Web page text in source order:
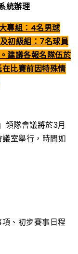
統辦理
專組：4名男球
初級組：7名球員
建議各報名隊伍於
比賽前因特殊情
領隊會議將於3月
室舉行，時間如
、初步賽事日程